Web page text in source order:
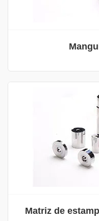
Matriz de